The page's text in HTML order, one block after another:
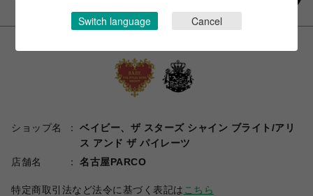
ショップ名
ベイビー、ザ スターズ シャイン ブライト/アリ
ス アンド ザ パイレーツ
店舗名
名古屋PARCO
特定商取引法など法令に基づく表記は こちら
Switch language Cancel